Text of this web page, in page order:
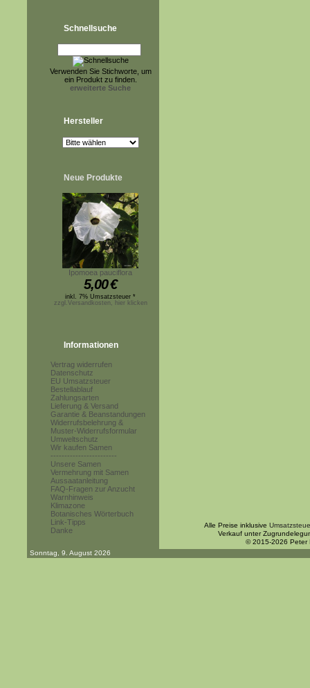
Schnellsuche
Verwenden Sie Stichworte, um
ein Produkt zu finden.
erweiterte Suche
Hersteller
Neue Produkte
Ipomoea pauciflora
5,00€
inkl. 7% Umsatzsteuer *
zzgl.Versandkosten, hier klicken
Informationen
Vertrag widerrufen
Datenschutz
EU Umsatzsteuer
Bestellablauf
Zahlungsarten
Lieferung & Versand
Garantie & Beanstandungen
Widerrufsbelehrung &
Muster-Widerrufsformular
Umweltschutz
Wir kaufen Samen
------------------------
Unsere Samen
Vermehrung mit Samen
Aussaatanleitung
FAQ-Fragen zur Anzucht
Warnhinweis
Klimazone
Botanisches Wörterbuch
Link-Tipps
Danke
Alle Preise inklusive
Verkauf unter
© 2015-2026 Peter
Sonntag, 9. August 2026